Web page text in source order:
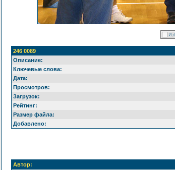
246 0089
Описание:
Ключевые слова:
Дата:
Просмотров:
Загрузок:
Рейтинг:
Размер файла:
Добавлено:
Автор: